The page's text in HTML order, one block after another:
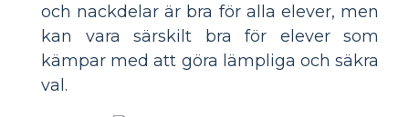
och nackdelar är bra för alla elever, men
kan vara särskilt bra för elever som
kämpar med att göra lämpliga och säkra
val.